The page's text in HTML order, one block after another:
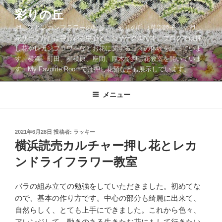
コ
ン
テ
ン
ツ
へ
ス
彩りの丘
押し花とレカンフラワーの散歩道。彩りの丘（草部睦子主宰押し
花サークル）は押し花を中心としたサークルです。ブログでは押
し花やレカンフラワーなどお花に関する日々の体験を綴っていま
す。横浜、町田、相模原、座間、厚木で押し花教室を開いていま
す。My Favorite Roomでは押し花額なども展示しています。
メニュー
投
稿
日:
2021年6月28日 投稿者: ラッキー
横浜読売カルチャー押し花とレカ
ンドライフラワー教室
バラの組み立ての勉強をしていただきました。初めてな
ので、基本の作り方です。中心の部分も綺麗に出来て、
自然らしく、とても上手にできました。これから色々、